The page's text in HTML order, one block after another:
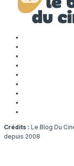
Crédits : Le Blog Du
depuis 2008